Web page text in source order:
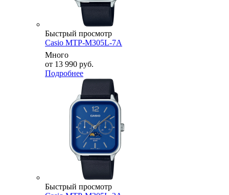
Быстрый просмотр
Casio MTP-M305L-7A
Много
от 13 990 руб.
Подробнее
Быстрый просмотр